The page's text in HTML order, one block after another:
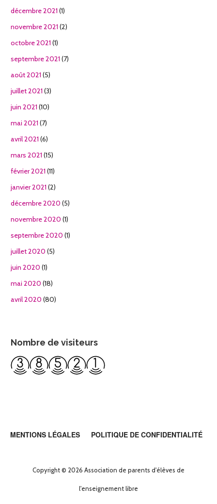
décembre 2021 (1)
novembre 2021 (2)
octobre 2021 (1)
septembre 2021 (7)
août 2021 (5)
juillet 2021 (3)
juin 2021 (10)
mai 2021 (7)
avril 2021 (6)
mars 2021 (15)
février 2021 (11)
janvier 2021 (2)
décembre 2020 (5)
novembre 2020 (1)
septembre 2020 (1)
juillet 2020 (5)
juin 2020 (1)
mai 2020 (18)
avril 2020 (80)
Nombre de visiteurs
MENTIONS LÉGALES POLITIQUE DE CONFIDENTIALITÉ
Copyright © 2026 Association de parents d'élèves de
l'enseignement libre